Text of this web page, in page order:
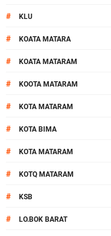
# KLU
# KOATA MATARA
# KOATA MATARAM
# KOOTA MATARAM
# KOTA MATARAM
# KOTA BIMA
# KOTA MATARAM
# KOTQ MATARAM
# KSB
# LO.BOK BARAT